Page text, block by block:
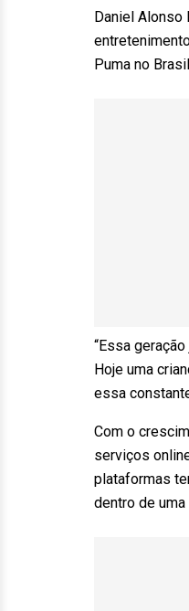
Daniel Alonso
Puma no
“Essa
Hoje uma
essa
Com o
serviços
plataformas
dentro de